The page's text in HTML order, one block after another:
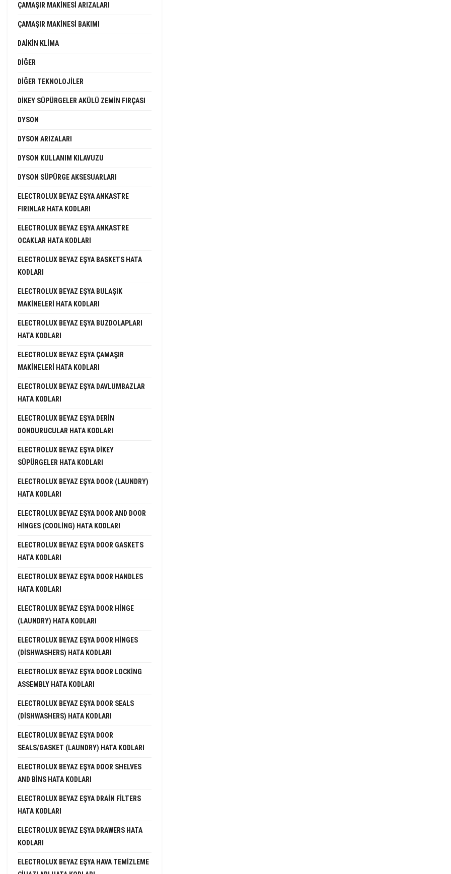
ÇAMAŞIR MAKINESI ARIZALARI
ÇAMAŞIR MAKINESI BAKIMI
DAIKIN KLIMA
DIĞER
DIĞER TEKNOLOJILER
DIKEY SÜPÜRGELER AKÜLÜ ZEMIN FIRÇASI
DYSON
DYSON ARIZALARI
DYSON KULLANIM KILAVUZU
DYSON SÜPÜRGE AKSESUARLARI
ELECTROLUX BEYAZ EŞYA ANKASTRE
FIRINLAR HATA KODLARI
ELECTROLUX BEYAZ EŞYA ANKASTRE
OCAKLAR HATA KODLARI
ELECTROLUX BEYAZ EŞYA BASKETS HATA
KODLARI
ELECTROLUX BEYAZ EŞYA BULAŞIK
MAKINELERI HATA KODLARI
ELECTROLUX BEYAZ EŞYA BUZDOLAPLARI
HATA KODLARI
ELECTROLUX BEYAZ EŞYA ÇAMAŞIR
MAKINELERI HATA KODLARI
ELECTROLUX BEYAZ EŞYA DAVLUMBAZLAR
HATA KODLARI
ELECTROLUX BEYAZ EŞYA DERIN
DONDURUCULAR HATA KODLARI
ELECTROLUX BEYAZ EŞYA DIKEY
SÜPÜRGELER HATA KODLARI
ELECTROLUX BEYAZ EŞYA DOOR (LAUNDRY)
HATA KODLARI
ELECTROLUX BEYAZ EŞYA DOOR AND DOOR
HINGES (COOLING) HATA KODLARI
ELECTROLUX BEYAZ EŞYA DOOR GASKETS
HATA KODLARI
ELECTROLUX BEYAZ EŞYA DOOR HANDLES
HATA KODLARI
ELECTROLUX BEYAZ EŞYA DOOR HINGE
(LAUNDRY) HATA KODLARI
ELECTROLUX BEYAZ EŞYA DOOR HINGES
(DISHWASHERS) HATA KODLARI
ELECTROLUX BEYAZ EŞYA DOOR LOCKING
ASSEMBLY HATA KODLARI
ELECTROLUX BEYAZ EŞYA DOOR SEALS
(DISHWASHERS) HATA KODLARI
ELECTROLUX BEYAZ EŞYA DOOR
SEALS/GASKET (LAUNDRY) HATA KODLARI
ELECTROLUX BEYAZ EŞYA DOOR SHELVES
AND BINS HATA KODLARI
ELECTROLUX BEYAZ EŞYA DRAIN FILTERS
HATA KODLARI
ELECTROLUX BEYAZ EŞYA DRAWERS HATA
KODLARI
ELECTROLUX BEYAZ EŞYA HAVA TEMIZLEME